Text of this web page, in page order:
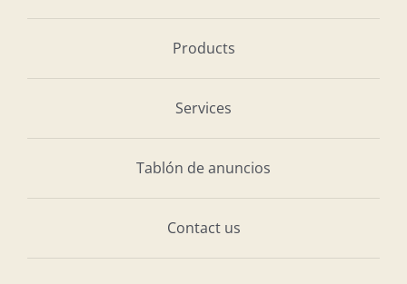
Products
Services
Tablón de anuncios
Contact us